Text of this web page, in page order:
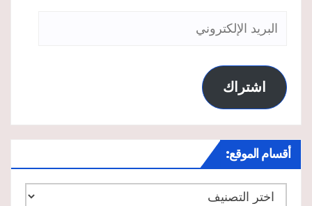
البريد
اشتراك
أقسام الموقع:
أقسام